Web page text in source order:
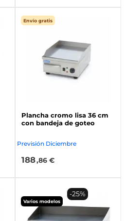
Envío gratis
Plancha cromo lisa 36 cm
con bandeja de goteo
Previsión Diciembre
188,86 €
Varios modelos
-25%